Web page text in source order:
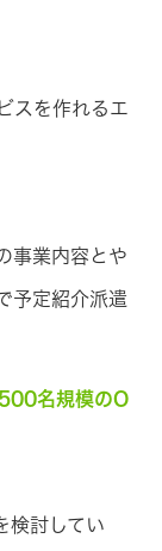
スを作れるエ
事業内容とや
予定紹介派遣
名規模のO
検討してい